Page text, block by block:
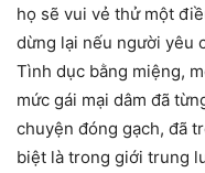
họ sẽ vui vẻ thử một
dừng lại nếu người yêu
Tình dục bằng miệng,
mức gái mại dâm đã
chuyện đóng gạch, đã
biệt là trong giới trung